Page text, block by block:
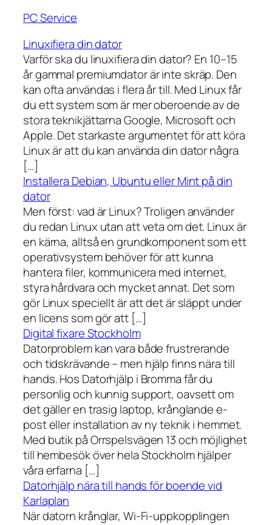
PC Service
Linuxifiera din dator
Varför ska du linuxifiera din dator? En 10–15
år gammal premiumdator är inte skräp. Den
kan ofta användas i flera år till. Med Linux får
du ett system som är mer oberoende av de
stora teknikjättarna Google, Microsoft och
Apple. Det starkaste argumentet för att köra
Linux är att du kan använda din dator några
[…]
Installera Debian, Ubuntu eller Mint på din
dator
Men först: vad är Linux? Troligen använder
du redan Linux utan att veta om det. Linux är
en kärna, alltså en grundkomponent som ett
operativsystem behöver för att kunna
hantera filer, kommunicera med internet,
styra hårdvara och mycket annat. Det som
gör Linux speciellt är att det är släppt under
en licens som gör att […]
Digital fixare Stockholm
Datorproblem kan vara både frustrerande
och tidskrävande – men hjälp finns nära till
hands. Hos Datorhjälp i Bromma får du
personlig och kunnig support, oavsett om
det gäller en trasig laptop, krånglande e-
post eller installation av ny teknik i hemmet.
Med butik på Orrspelsvägen 13 och möjlighet
till hembesök över hela Stockholm hjälper
våra erfarna […]
Datorhjälp nära till hands för boende vid
Karlaplan
När datorn krånglar, Wi-Fi-uppkopplingen